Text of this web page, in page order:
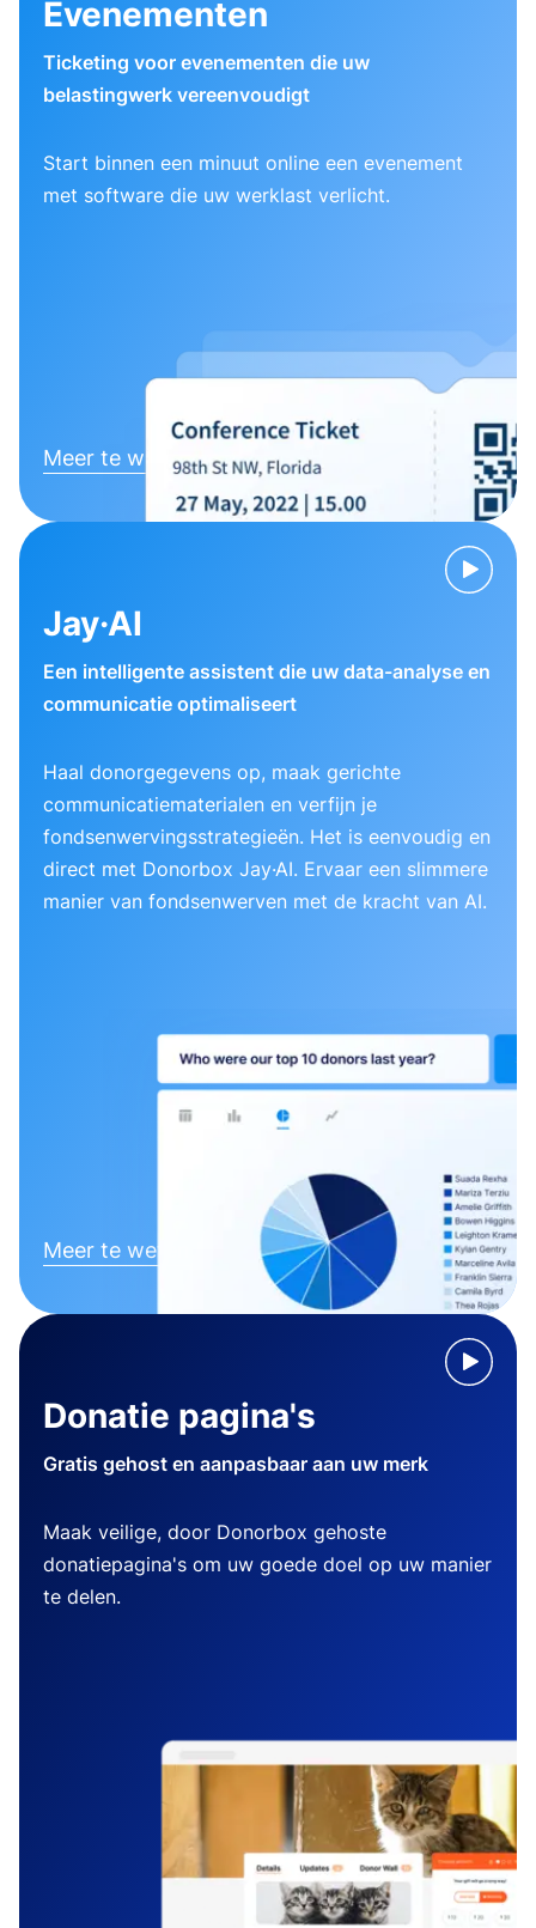
Evenementen
Ticketing voor evenementen die uw
belastingwerk vereenvoudigt
Start binnen een minuut online een evenement
met software die uw werklast verlicht.
Meer te weten komen
Jay·AI
Een intelligente assistent die uw data-analyse en
communicatie optimaliseert
Haal donorgegevens op, maak gerichte
communicatiematerialen en verfijn je
fondsenwervingsstrategieën. Het is eenvoudig en
direct met Donorbox Jay·AI. Ervaar een slimmere
manier van fondsenwerven met de kracht van AI.
Meer te weten komen
Donatie pagina's
Gratis gehost en aanpasbaar aan uw merk
Maak veilige, door Donorbox gehoste
donatiepagina's om uw goede doel op uw manier
te delen.